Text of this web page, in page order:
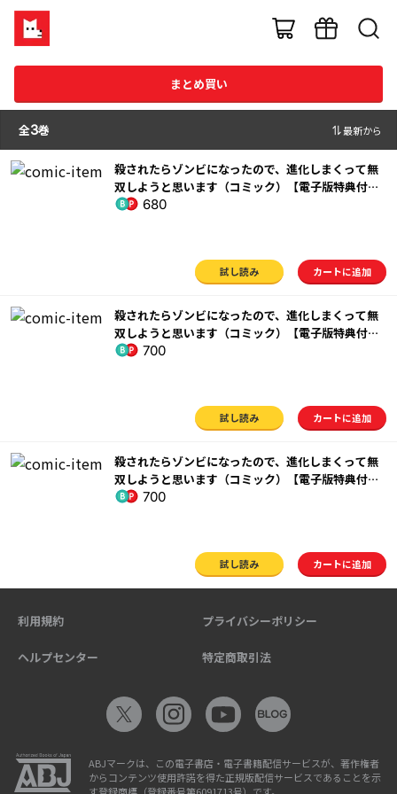
まとめ買い
全3巻 最新から
殺されたらゾンビになったので、進化しまくって無
双しようと思います（コミック）【電子版特典付】
１
680
試し読み カートに追加
殺されたらゾンビになったので、進化しまくって無
双しようと思います（コミック）【電子版特典付】
２
700
試し読み カートに追加
殺されたらゾンビになったので、進化しまくって無
双しようと思います（コミック）【電子版特典付】
３
700
試し読み カートに追加
利用規約 プライバシーポリシー
ヘルプセンター 特定商取引法
ABJマークは、この電子書店・電子書籍配信サービスが、著作権者
からコンテンツ使用許諾を得た正規版配信サービスであることを示
す登録商標（登録番号第6091713号）です。